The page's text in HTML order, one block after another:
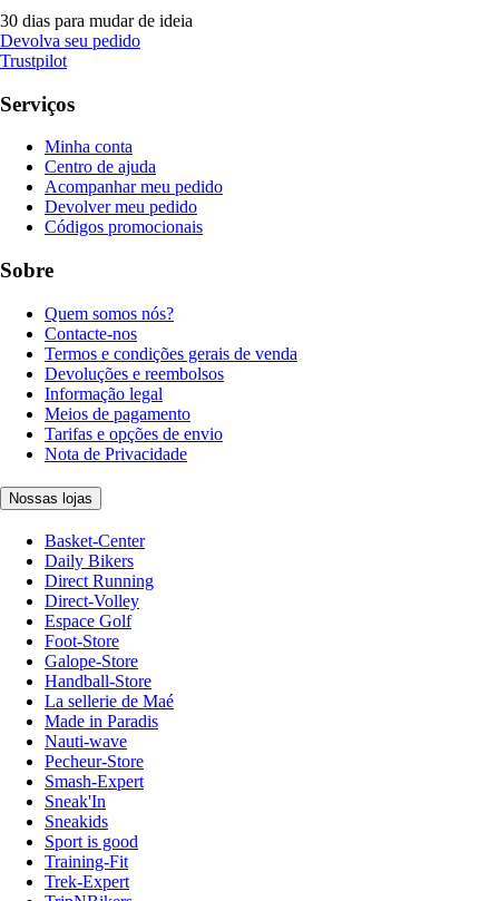
30 dias para mudar de ideia
Devolva seu pedido
Trustpilot
Serviços
Minha conta
Centro de ajuda
Acompanhar meu pedido
Devolver meu pedido
Códigos promocionais
Sobre
Quem somos nós?
Contacte-nos
Termos e condições gerais de venda
Devoluções e reembolsos
Informação legal
Meios de pagamento
Tarifas e opções de envio
Nota de Privacidade
Nossas lojas
Basket-Center
Daily Bikers
Direct Running
Direct-Volley
Espace Golf
Foot-Store
Galope-Store
Handball-Store
La sellerie de Maé
Made in Paradis
Nauti-wave
Pecheur-Store
Smash-Expert
Sneak'In
Sneakids
Sport is good
Training-Fit
Trek-Expert